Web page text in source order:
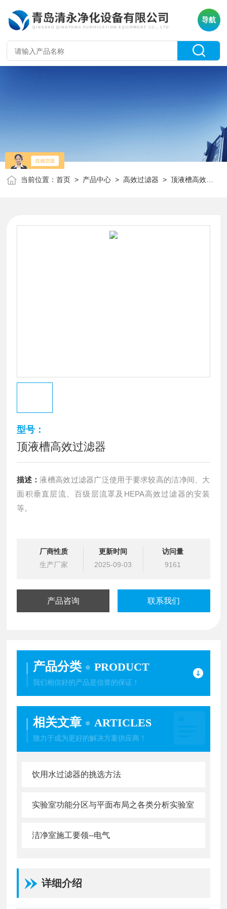
导航
当前位置：首页 > 产品中心 >高效过滤器 >顶液槽高效过滤器
型号：
顶液槽高效过滤器
描述：液槽高效过滤器广泛使用于要求较高的洁净间、大
面积垂直层流、百级层流罩及HEPA高效过滤器的安装
等。
厂商性质
生产厂家
更新时间
2025-09-03
访问量
9161
产品咨询 联系我们
产品分类 PRODUCT
我们相信好的产品是信誉的保证！
相关文章 ARTICLES
致力于成为更好的解决方案供应商！
饮用水过滤器的挑选方法
实验室功能分区与平面布局之各类分析实验室
洁净室施工要领--电气
详细介绍